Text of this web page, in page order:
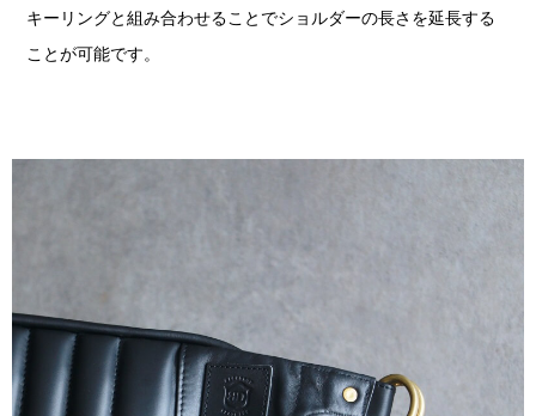
キーリングと組み合わせることでショルダーの長さを延長する
ことが可能です。